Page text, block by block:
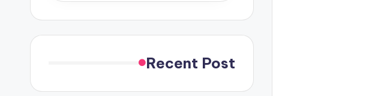
Recent Post